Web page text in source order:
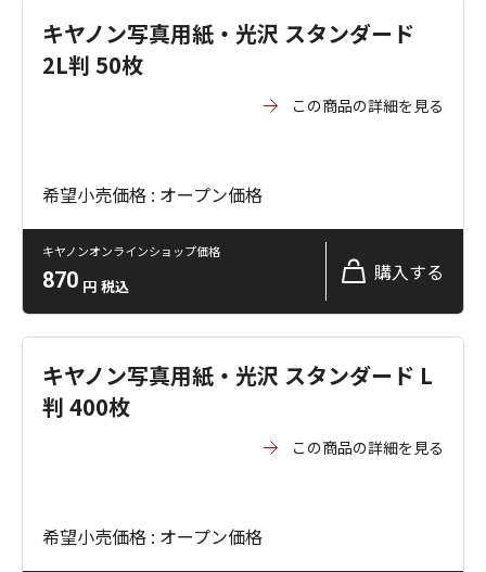
キヤノン写真用紙・光沢 スタンダード
2L判 50枚
この商品の詳細を見る
希望小売価格 : オープン価格
キヤノンオンラインショップ価格
870 円 税込
購入する
キヤノン写真用紙・光沢 スタンダード L
判 400枚
この商品の詳細を見る
希望小売価格 : オープン価格